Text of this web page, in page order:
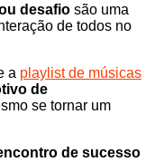
desafio são uma
de todos no
a playlist de músicas
de
se tornar um
de sucesso